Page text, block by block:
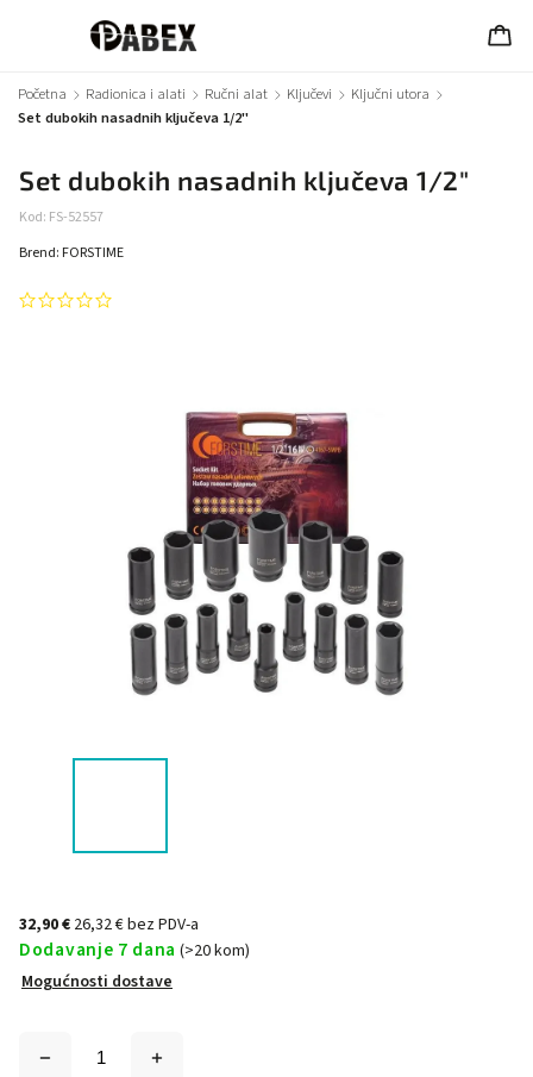
Početna / Radionica i alati / Ručni alat / Ključevi / Ključni utora /
Set dubokih nasadnih ključeva 1/2"
Set dubokih nasadnih ključeva 1/2"
Kod: FS-52557
Brend: FORSTIME
32,90 € 26,32 € bez PDV-a
Dodavanje 7 dana (>20 kom)
Mogućnosti dostave